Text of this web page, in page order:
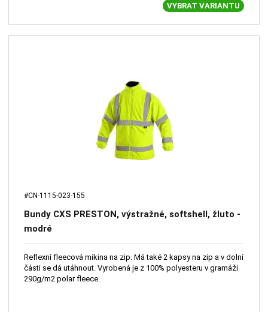
VYBRAT VARIANTU
#CN-1115-023-155
Bundy CXS PRESTON, výstražné, softshell, žluto -
modré
Reflexní fleecová mikina na zip. Má také 2 kapsy na zip a v dolní
části se dá utáhnout. Vyrobená je z 100% polyesteru v gramáži
290g/m2 polar fleece.